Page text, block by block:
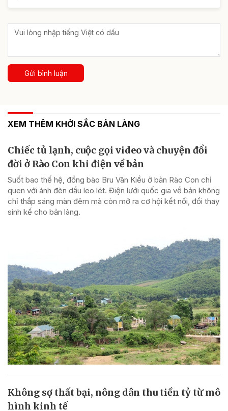
Gửi bình luận
XEM THÊM KHỞI SẮC BẢN LÀNG
Chiếc tủ lạnh, cuộc gọi video và chuyện đổi
đời ở Rào Con khi điện về bản
Suốt bao thế hệ, đồng bào Bru Vân Kiều ở bản Rào Con chỉ
quen với ánh đèn dầu leo lét. Điện lưới quốc gia về bản không
chỉ thắp sáng màn đêm mà còn mở ra cơ hội kết nối, đổi thay
sinh kế cho bản làng.
Không sợ thất bại, nông dân thu tiền tỷ từ mô
hình kinh tế